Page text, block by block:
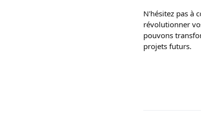
N'hésitez pas à
révolutionner
pouvons
projets futurs.